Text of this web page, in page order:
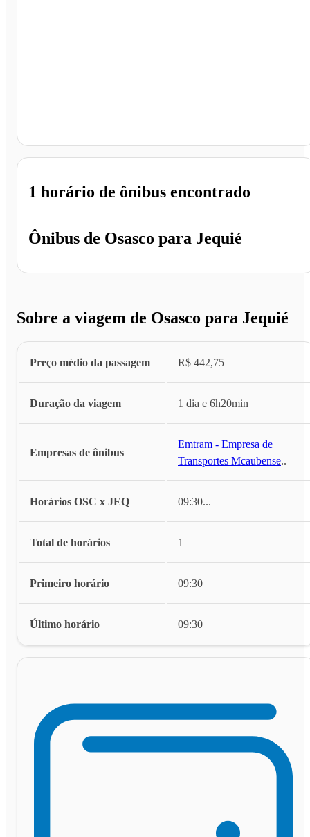
Ônibus de Osasco para Jequié
1 horário de ônibus encontrado
Sobre a viagem de Osasco para Jequié
Preço médio da passagem R$ 442,75
Duração da viagem 1 dia e 6h20min
Empresas de ônibus
Emtram - Empresa de
Transportes Mcaubense...
Horários OSC x JEQ 09:30...
Total de horários 1
Primeiro horário 09:30
Último horário 09:30